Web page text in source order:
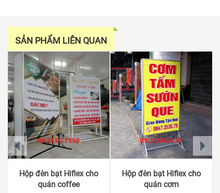
SẢN PHẨM LIÊN QUAN
Hộp đèn bạt Hiflex cho
quán coffee
Hộp đèn bạt Hiflex cho
quán cơm
prev next